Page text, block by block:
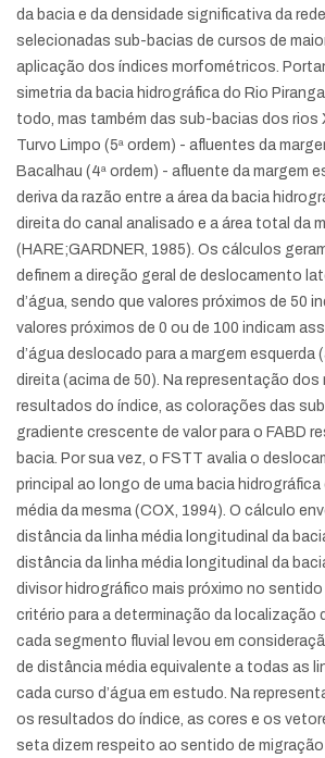
da bacia e da densidade significativa da
selecionadas sub-bacias de cursos de
aplicação dos índices morfométricos.
simetria da bacia hidrográfica do Rio
todo, mas também das sub-bacias dos rios
Turvo Limpo (5ª ordem) - afluentes da
Bacalhau (4ª ordem) - afluente da margem
deriva da razão entre a área da bacia
direita do canal analisado e a área total da
(HARE;GARDNER, 1985). Os cálculos
definem a direção geral de deslocamento
d’água, sendo que valores próximos de 50
valores próximos de 0 ou de 100 indicam
d’água deslocado para a margem esquerda
direita (acima de 50). Na representação dos
resultados do índice, as colorações das
gradiente crescente de valor para o FABD
bacia. Por sua vez, o FSTT avalia o
principal ao longo de uma bacia hidrográfica
média da mesma (COX, 1994). O cálculo
distância da linha média longitudinal da
distância da linha média longitudinal da
divisor hidrográfico mais próximo no sentido
critério para a determinação da localização
cada segmento fluvial levou em
de distância média equivalente a todas as
cada curso d’água em estudo. Na
os resultados do índice, as cores e os
seta dizem respeito ao sentido de